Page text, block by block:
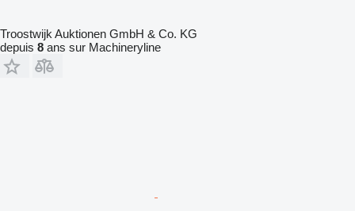
Troostwijk Auktionen GmbH & Co. KG
depuis 8 ans sur Machineryline